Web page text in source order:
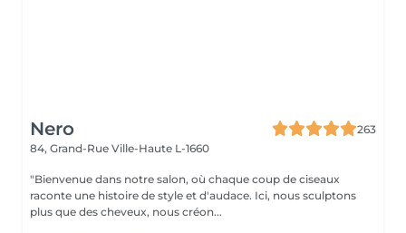
Nero
263
84, Grand-Rue Ville-Haute L-1660
"Bienvenue dans notre salon, où chaque coup de ciseaux
raconte une histoire de style et d'audace. Ici, nous sculptons
plus que des cheveux, nous créon...